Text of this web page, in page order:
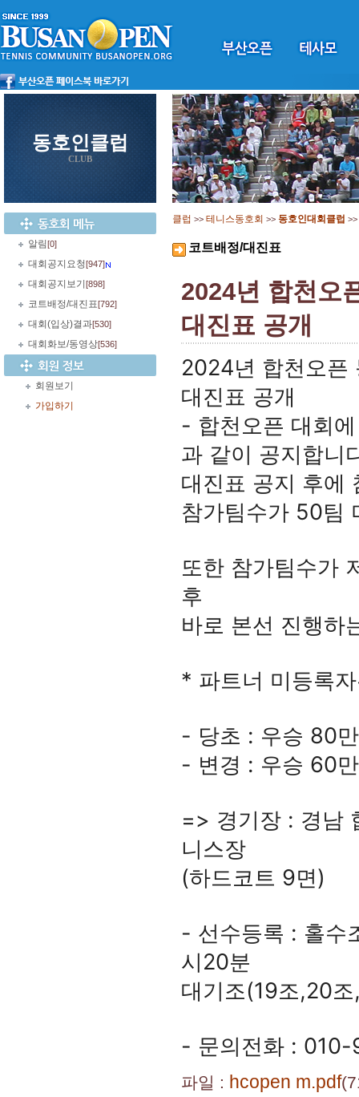
동호인클럽
CLUB
알림[0]
대회공지요청[947]
대회공지보기 [898]
코트배정/대진표[792]
대회(입상)결과[530]
대회화보/동영상[536]
회원보기
가입하기
클럽 >> 테니스동호회 >> 동호인대회클럽 >>
코트배정/대진표
2024년 합천오
대진표 공개
2024년 합천오픈
대진표 공개
- 합천오픈 대회
과 같이 공지합니
대진표 공지 후에
참가팀수가 50팀
또한 참가팀수가
후
바로 본선 진행하
* 파트너 미등록
- 당초 : 우승 80
- 변경 : 우승 60
=> 경기장 : 경남
니스장
(하드코트 9면)
- 선수등록 : 홀수
시20분
대기조(19조,20
- 문의전화 :
파일 : hcopen m.pdf